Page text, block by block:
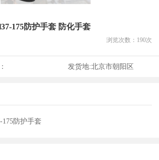
175防护手套 防化手套
浏览次数： 190次
发货地:北京市朝阳区
175防护手套